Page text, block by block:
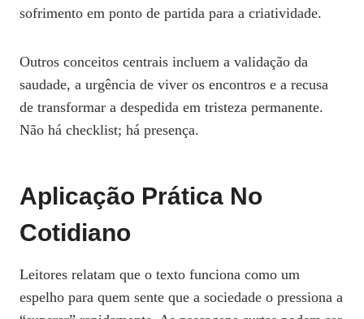
sofrimento em ponto de partida para a criatividade.
Outros conceitos centrais incluem a validação da
saudade, a urgência de viver os encontros e a recusa
de transformar a despedida em tristeza permanente.
Não há checklist; há presença.
Aplicação Prática No
Cotidiano
Leitores relatam que o texto funciona como um
espelho para quem sente que a sociedade o pressiona a